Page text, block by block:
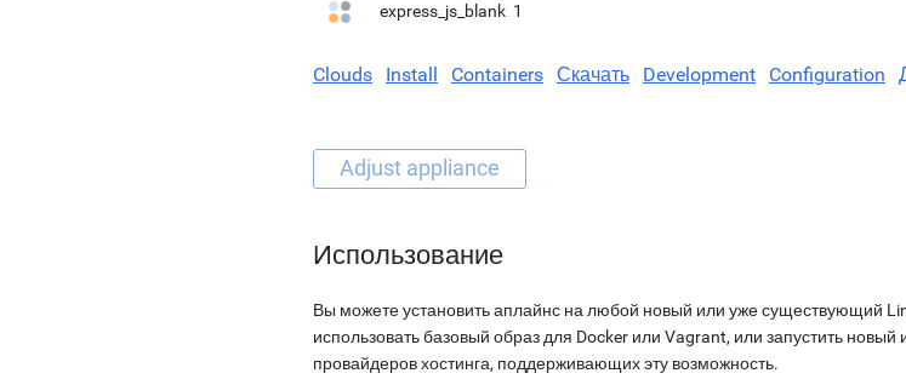
express_js_blank 1
Clouds Install Containers Скачать Development Configuration
Использование
Вы можете установить аплайнс на любой новый или уже существующий
использовать базовый образ для Docker или Vagrant, или запустить
провайдеров хостинга, поддерживающих эту возможность.